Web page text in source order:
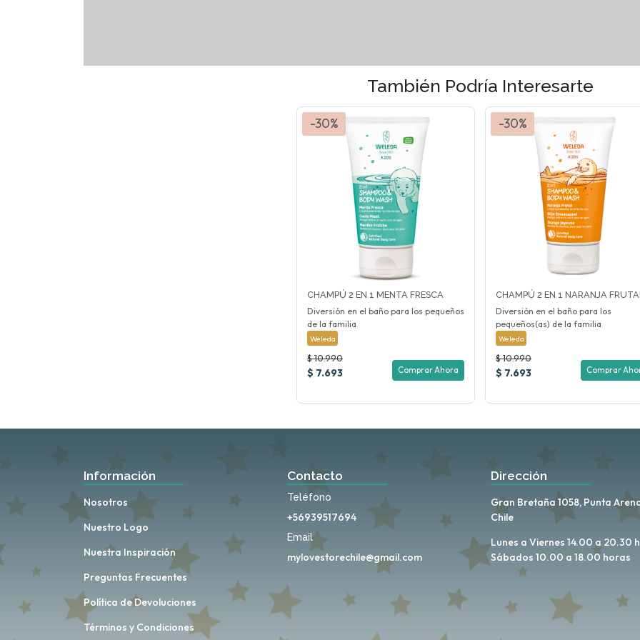
También Podría Interesarte
-30%
CHAMPÚ 2 EN 1 MENTA FRESCA
Diversión en el baño para los pequeños
de la familia
Weleda
$ 10.990
$ 7.693 Comprar Ahora
-30%
CHAMPÚ 2 EN 1 NARANJA
Diversión en el baño para los
pequeños(as) de la familia
Weleda
$ 10.990
$ 7.693 Comprar
Información
Nosotros
Nuestro Logo
Nuestra Inspiración
Preguntas Frecuentes
Política de Devoluciones
Términos y Condiciones
Contacto
Teléfono
+56939517694
Email
mylovestorechile@gmail.com
Dirección
Gran Bretaña 1058, Punta
Chile
Lunes a Viernes 14.00 a 20.30
Sábados 10.00 a 18.00 horas